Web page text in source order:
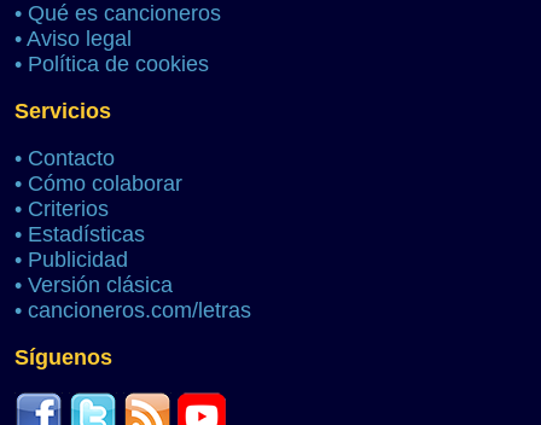
• Qué es cancioneros
• Aviso legal
• Política de cookies
Servicios
• Contacto
• Cómo colaborar
• Criterios
• Estadísticas
• Publicidad
• Versión clásica
• cancioneros.com/letras
Síguenos